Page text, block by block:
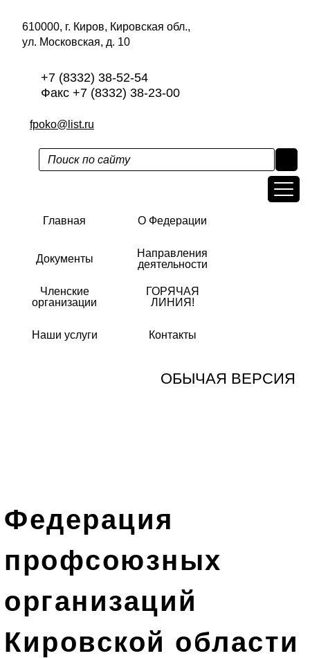
610000, г. Киров, Кировская обл.,
ул. Московская, д. 10
+7 (8332) 38-52-54
Факс +7 (8332) 38-23-00
fpoko@list.ru
Главная О Федерации
Документы
Направления
деятельности
Членские
организации
ГОРЯЧАЯ
ЛИНИЯ!
Наши услуги Контакты
ОБЫЧАЯ ВЕРСИЯ
Федерация
профсоюзных
организаций
Кировской области